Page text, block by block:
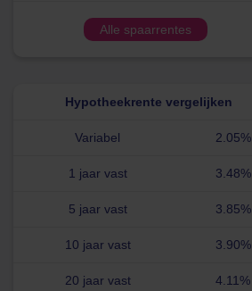
Alle spaarrentes
Hypotheekrente vergelijken
Variabel 2.05%
1 jaar vast 3.48%
5 jaar vast 3.85%
10 jaar vast 3.90%
20 jaar vast 4.11%